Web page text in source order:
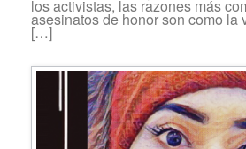
los activistas, las razones más
asesinatos de honor son como la
[…]